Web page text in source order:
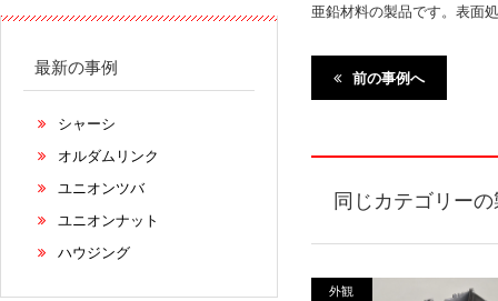
亜鉛材料の製品です。表面
前の事例へ
同じカテゴリー
外観
最新の事例
シャーシ
オルダムリンク
ユニオンツバ
ユニオンナット
ハウジング